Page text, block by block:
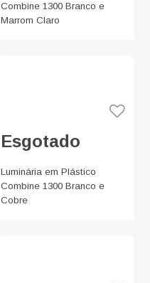
Combine 1300 Branco e
Marrom Claro
Esgotado
Luminária em Plástico
Combine 1300 Branco e
Cobre